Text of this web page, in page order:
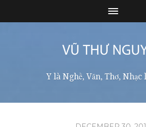
Y là Nghề, Văn, Thơ, Nhạc